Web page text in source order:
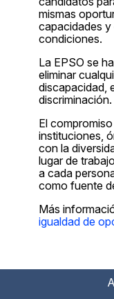
mismas
capacidades y
condiciones.
La EPSO se
eliminar
discapacidad,
discriminación.
El
instituciones,
con la
lugar de
a cada
como fuente
Más
igualdad de